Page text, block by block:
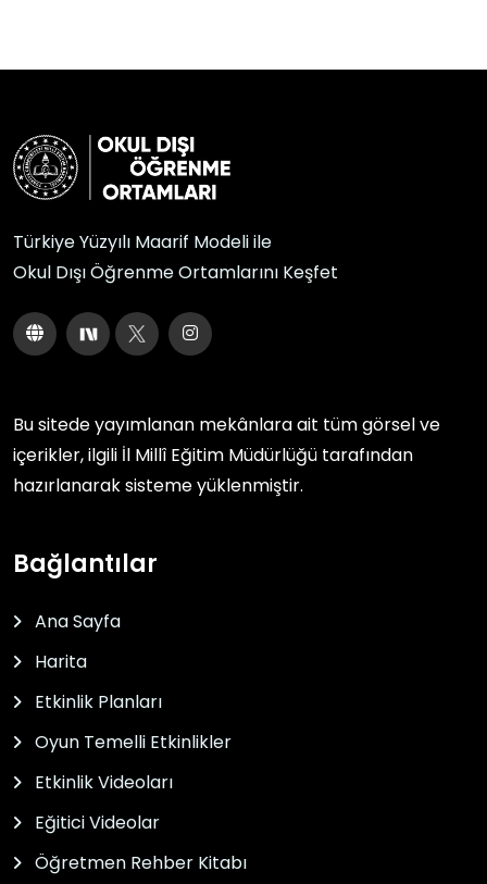
Türkiye Yüzyılı Maarif Modeli ile
Okul Dışı Öğrenme Ortamlarını Keşfet
Bu sitede yayımlanan mekânlara ait tüm görsel ve
içerikler, ilgili İl Millî Eğitim Müdürlüğü tarafından
hazırlanarak sisteme yüklenmiştir.
Bağlantılar
Ana Sayfa
Harita
Etkinlik Planları
Oyun Temelli Etkinlikler
Etkinlik Videoları
Eğitici Videolar
Öğretmen Rehber Kitabı